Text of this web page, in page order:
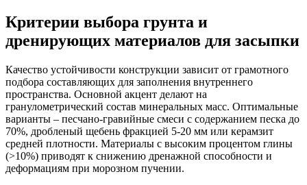
Критерии выбора грунта и
дренирующих материалов для засыпки
Качество устойчивости конструкции зависит от грамотного
подбора составляющих для заполнения внутреннего
пространства. Основной акцент делают на
гранулометрический состав минеральных масс. Оптимальные
варианты – песчано-гравийные смеси с содержанием песка до
70%, дробленый щебень фракцией 5-20 мм или керамзит
средней плотности. Материалы с высоким процентом глины
(>10%) приводят к снижению дренажной способности и
деформациям при морозном пучении.